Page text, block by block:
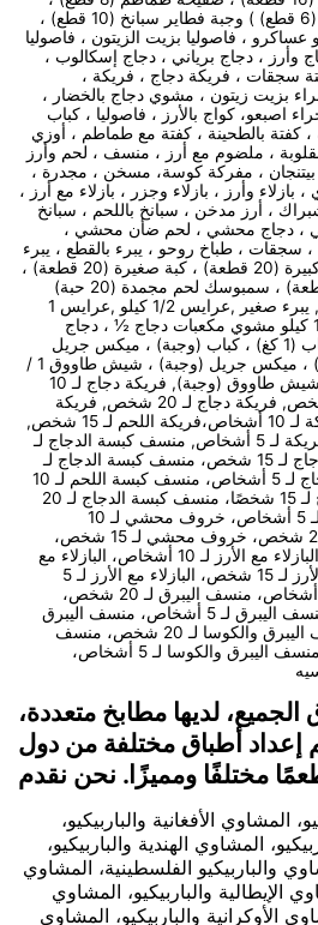
شرحات عجين ، شيش عجين (6 قطع) ) وجبة فطاير سبانخ (10 قطع) ،
عساكرو ، فاصوليا بزيت الزيتون ، فاصوليا
وأرز ، دجاج برياني ، دجاج إسكالوب ،
سجقات ، فريكة دجاج ، فريكة ،
بزيت زيتون ، مشوي دجاج بالخضار ،
كواج بالأرز ، فاصوليا ، كباب
، كفتة بالطحينة ، كفتة مع طماطم ، أوزي
، ملضوم مع أرز ، منسف ، لحم وأرز
بيتنجان ، مفركة كوسة، مسخن ، مجدرة ،
وأرز ، بازلاء وجزر ، بازلاء مع أرز ،
، أرز مدخن ، سبانخ باللحم ، سبانخ
، دجاج محشي ، لحم ضأن محشي ،
، طباخ روحو ، يبرء بالقطع ، يبرء
مع الكوسا ، يخنة برغل ، كبة كبيرة (20 قطعة) ، كبة صغيرة (20 قطعة) ،
سمبوسك جبنة مجمدة (20 قطعة) ، سمبوسك لحم مجمدة (20 حبة)
شيش براك 40 حبة يبرء كبير, يبرء صغير ,عرايس 1/2 كيلو ,عرايس 1
كيلو عرايس, 1 كيلو مكعبات, 1 كيلو مشوي مكعبات دجاج ½ ، دجاج
مشوي كامل ، كباب (كغ) ، كباب (1 كغ) ، كباب (وجبة) ، ميكس جريل
(1/2 كغ) ، ميكس جريل (1 كغ) ، ميكس جريل (وجبة) ، شيش طاووق 1 /
2 كيلو, شيش طاووق 1 كيلو, شيش طاووق (وجبة), فريكة دجاج لـ 10
أشخاص، فريكة دجاج لـ 15 شخص, فريكة دجاج لـ 20 شخص, فريكة
دجاج لـ 5 أشخاص, لحم الفريكة لـ 10 أشخاص،فريكة اللحم لـ 15 شخص,
فريكة اللحم لـ 20 شخص , فريكة لـ 5 أشخاص, منسف كبسة الدجاج لـ
10 أشخاص، منسف كبسة الدجاج لـ 15 شخص، منسف كبسة الدجاج لـ
20 شخص، منسف كبسة الدجاج لـ 5 أشخاص، منسف كبسة اللحم لـ 10
أشخاص، منسف كبسة الدجاج لـ 15 شخصًا، منسف كبسة الدجاج لـ 20
شخص، منسف كبسة الدجاج لـ 5 أشخاص، خروف محشي لـ 10
أشخاص، خروف محشي لـ 20 شخص، خروف محشي لـ 15 شخص،
خروف محشي لـ 5 أشخاص، البازلاء مع الأرز لـ 10 أشخاص، البازلاء مع
الأرز لـ 20 شخص، بازلاء مع الأرز لـ 15 شخص، البازلاء مع الأرز لـ 5
أشخاص، منسف اليبرق لـ 10 أشخاص، منسف اليبرق لـ 20 شخص،
منسف اليبرق لـ 15 شخص، منسف اليبرق لـ 5 أشخاص، منسف اليبرق
والكوسا لـ 10 أشخاص، منسف اليبرق والكوسا لـ 20 شخص، منسف
اليبرق والكوسا لـ 15 شخص، منسف اليبرق والكوسا لـ 5 أشخاص،
لديها مطابخ متعددة،
إعداد أطباق مختلفة من دول
مختلفًا ومميزًا. نحن نقدم
المشاوي الأفغانية والباربيكيو،
المشاوي الهندية والباربيكيو،
والباربيكيو الفلسطينية، المشاوي
الإيطالية والباربيكيو، المشاوي
الأوكرانية والباربيكيو، المشاوي